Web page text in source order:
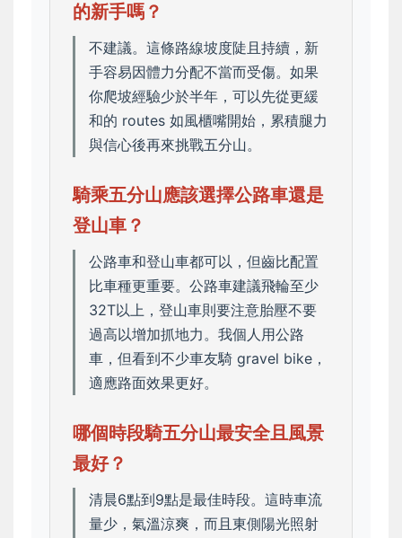
的新手嗎？
不建議。這條路線坡度陡且持續，新
手容易因體力分配不當而受傷。如果
你爬坡經驗少於半年，可以先從更緩
和的 routes 如風櫃嘴開始，累積腿力
與信心後再來挑戰五分山。
騎乘五分山應該選擇公路車還是
登山車？
公路車和登山車都可以，但齒比配置
比車種更重要。公路車建議飛輪至少
32T以上，登山車則要注意胎壓不要
過高以增加抓地力。我個人用公路
車，但看到不少車友騎 gravel bike，
適應路面效果更好。
哪個時段騎五分山最安全且風景
最好？
清晨6點到9點是最佳時段。這時車流
量少，氣溫涼爽，而且東側陽光照射